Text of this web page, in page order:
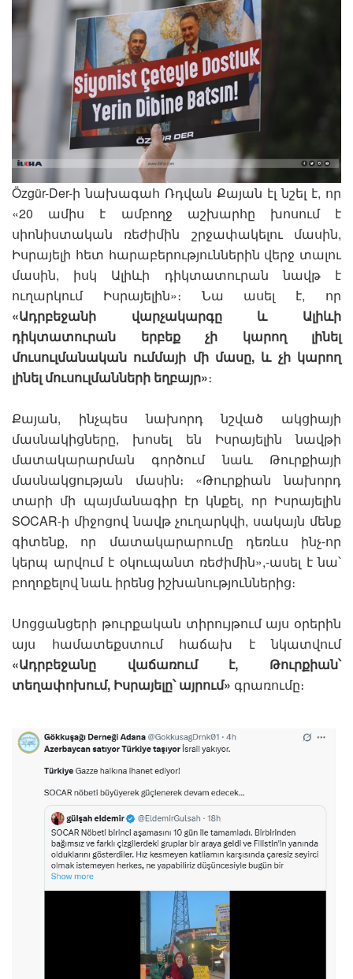
Özgür-Der-ի նախագահ Ռդվան Քայան էլ նշել է, որ
«20 ամիս է ամբողջ աշխարհը խոսում է
սիոնիստական ռեժիմին շրջափակելու մասին,
Իսրայելի հետ հարաբերություններին վերջ տալու
մասին, իսկ Ալիևի դիկտատուրան նավթ է
ուղարկում Իսրայելին»։ Նա ասել է, որ
«Ադրբեջանի վարչակարգը և Ալիևի
դիկտատուրան երբեք չի կարող լինել
մուսուլմանական ումմայի մի մասը, և չի կարող
լինել մուսուլմանների եղբայր»։
Քայան, ինչպես նախորդ նշված ակցիայի
մասնակիցները, խոսել են Իսրայելին նավթի
մատակարարման գործում նաև Թուրքիայի
մասնակցության մասին։ «Թուրքիան նախորդ
տարի մի պայմանագիր էր կնքել, որ Իսրայելին
SOCAR-ի միջոցով նավթ չուղարկվի, սակայն մենք
գիտենք, որ մատակարարումը դեռևս ինչ-որ
կերպ արվում է օկուպանտ ռեժիմին»,-ասել է նա՝
բողոքելով նաև իրենց իշխանություններից։
Սոցցանցերի թուրքական տիրույթում այս օրերին
այս համատեքստում հաճախ է նկատվում
«Ադրբեջանը վաճառում է, Թուրքիան՝
տեղափոխում, Իսրայելը՝ այրում» գրառումը։